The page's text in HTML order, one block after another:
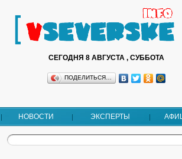
СЕГОДНЯ 8 АВГУСТА , СУББОТА
ПОДЕЛИТЬСЯ…
НОВОСТИ ЭКСПЕРТЫ